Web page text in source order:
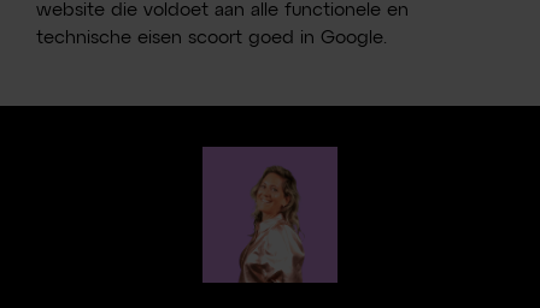
website die voldoet aan alle functionele en
technische eisen scoort goed in Google.